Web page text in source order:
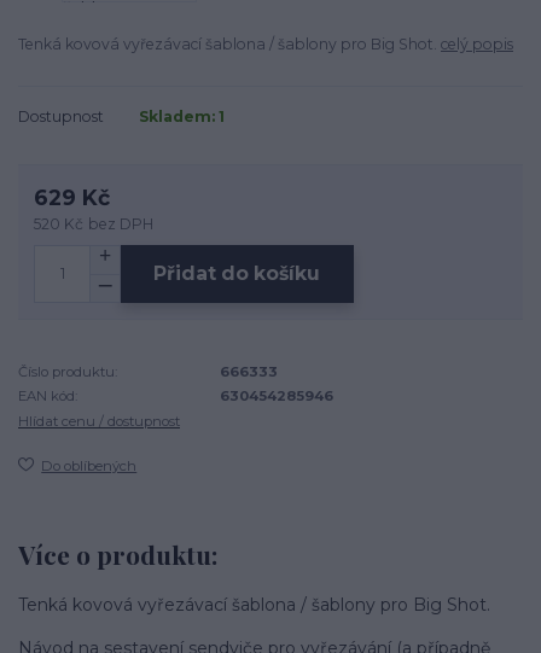
Tenká kovová vyřezávací šablona / šablony pro Big Shot. celý popis
Dostupnost Skladem: 1
629 Kč
520 Kč bez DPH
Přidat do košíku
Číslo produktu:
666333
EAN kód:
630454285946
Hlídat cenu / dostupnost
Do oblíbených
Více o produktu:
Tenká kovová vyřezávací šablona / šablony pro Big Shot.
Návod na sestavení sendviče pro vyřezávání (a případně